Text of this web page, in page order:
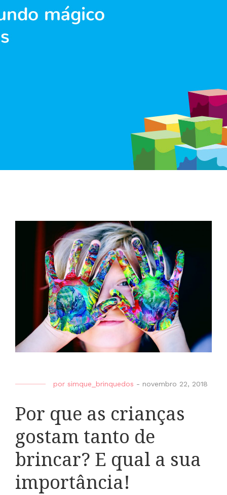
por simque_brinquedos - novembro 22, 2018
Por que as crianças
gostam tanto de
brincar? E qual a sua
importância!